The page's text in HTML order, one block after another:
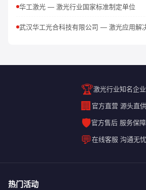
华工激光 — 激光行业国家标准制定单位
武汉华工光合科技有限公司 — 激光应用解
🏆激光行业知名企业
🏢官方直营 源头直供
🛡️官方售后 服务保障
💬在线客服 沟通无忧
热门活动